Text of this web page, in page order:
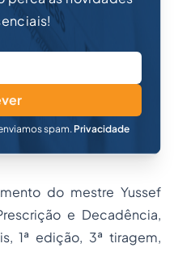
spam. Privacidade
do mestre Yussef
e Decadência,
1ª edição, 3ª tiragem,